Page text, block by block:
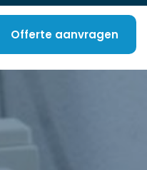
Offerte aanvragen